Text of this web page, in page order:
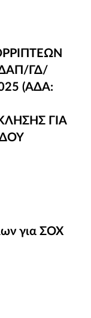
ΓΙΑ
ΓΔ/ΔΕΟΛ/
ΘΕΣΗΣ
ΟΔΑΠ
ΓΔ/
(ΑΔΑ:
ΓΙΑ
για ΣΟΧ
για ΣΟΧ